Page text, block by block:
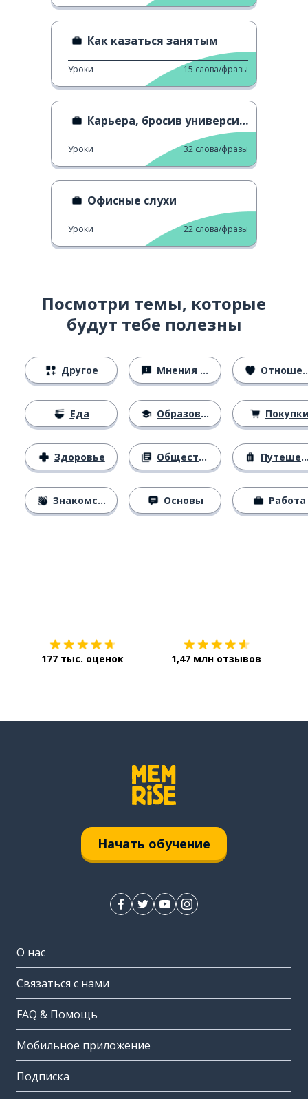
Как казаться занятым
Уроки 15 слова/фразы
Карьера, бросив университет
Уроки 32 слова/фразы
Офисные слухи
Уроки 22 слова/фразы
Посмотри темы, которые
будут тебе полезны
Другое
Еда
Здоровье
Знакомство
Мнения и убеждения
Образование
Общество
Основы
Отношения
Путешествия
Работа
177 тыс. оценок 1,47 млн отзывов
Начать обучение
О нас
Связаться с нами
FAQ & Помощь
Мобильное приложение
Подписка